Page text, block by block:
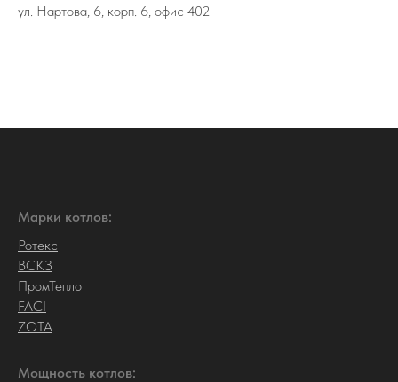
ул. Нартова, 6, корп. 6, офис 402
Марки котлов:
Ротекс
ВСКЗ
ПромТепло
FACI
ZOTA
Мощность котлов: